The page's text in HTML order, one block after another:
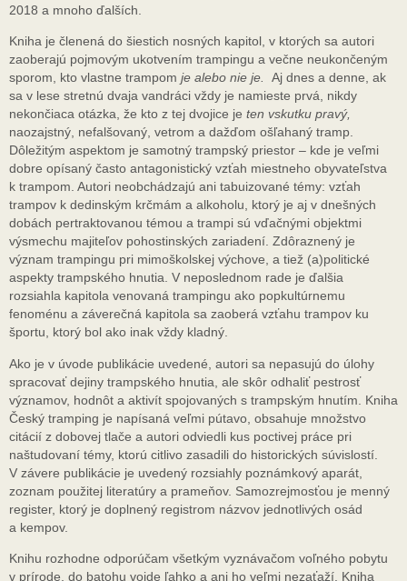
2018 a mnoho ďalších.
Kniha je členená do šiestich nosných kapitol, v ktorých sa autori
zaoberajú pojmovým ukotvením trampingu a večne neukončeným
sporom, kto vlastne trampom je alebo nie je.
Aj dnes a denne, ak
sa v lese stretnú dvaja vandráci vždy je namieste prvá, nikdy
nekončiaca otázka, že kto z tej dvojice je ten vskutku pravý,
naozajstný, nefalšovaný, vetrom a dažďom ošľahaný tramp.
Dôležitým aspektom je samotný trampský priestor – kde je veľmi
dobre opísaný často antagonistický vzťah miestneho obyvateľstva
k trampom. Autori neobchádzajú ani tabuizované témy: vzťah
trampov k dedinským krčmám a alkoholu, ktorý je aj v dnešných
dobách pertraktovanou témou a trampi sú vďačnými objektmi
výsmechu majiteľov pohostinských zariadení. Zdôraznený je
význam trampingu pri mimoškolskej výchove, a tiež (a)politické
aspekty trampského hnutia. V neposlednom rade je ďalšia
rozsiahla kapitola venovaná trampingu ako popkultúrnemu
fenoménu a záverečná kapitola sa zaoberá vzťahu trampov ku
športu, ktorý bol ako inak vždy kladný.
Ako je v úvode publikácie uvedené, autori sa nepasujú do úlohy
spracovať dejiny trampského hnutia, ale skôr odhaliť pestrosť
významov, hodnôt a aktivít spojovaných s trampským hnutím. Kniha
Český tramping je napísaná veľmi pútavo, obsahuje množstvo
citácií z dobovej tlače a autori odviedli kus poctivej práce pri
naštudovaní témy, ktorú citlivo zasadili do historických súvislostí.
V závere publikácie je uvedený rozsiahly poznámkový aparát,
zoznam použitej literatúry a prameňov. Samozrejmosťou je menný
register, ktorý je doplnený registrom názvov jednotlivých osád
a kempov.
Knihu rozhodne odporúčam všetkým vyznávačom voľného pobytu
v prírode, do batohu vojde ľahko a ani ho veľmi nezaťaží. Kniha